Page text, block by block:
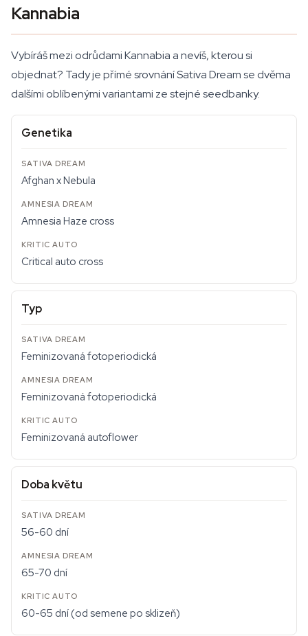
Kannabia
Vybíráš mezi odrůdami Kannabia a nevíš, kterou si
objednat? Tady je přímé srovnání Sativa Dream se dvěma
dalšími oblíbenými variantami ze stejné seedbanky.
Genetika
Afghan x Nebula
Amnesia Haze cross
Critical auto cross
Typ
Feminizovaná fotoperiodická
Feminizovaná fotoperiodická
Feminizovaná autoflower
Doba květu
56-60 dní
65-70 dní
60-65 dní (od semene po sklizeň)